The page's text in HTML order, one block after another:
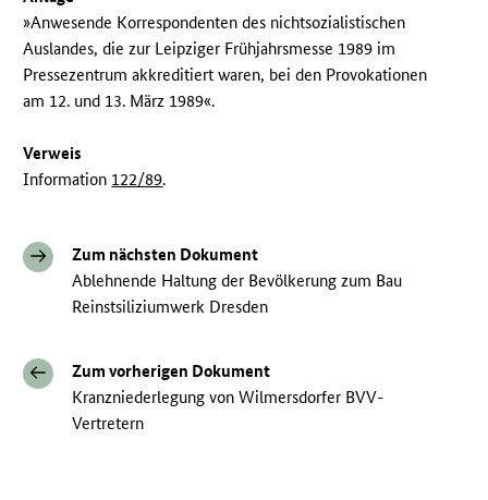
»Anwesende Korrespondenten des nichtsozialistischen
Auslandes, die zur Leipziger Frühjahrsmesse 1989 im
Pressezentrum akkreditiert waren, bei den Provokationen
am 12. und 13. März 1989«.
Verweis
Information 122/89.
Zum nächsten Dokument
Ablehnende Haltung der Bevölkerung zum Bau
Reinstsiliziumwerk Dresden
Zum vorherigen Dokument
Kranzniederlegung von Wilmersdorfer BVV-
Vertretern